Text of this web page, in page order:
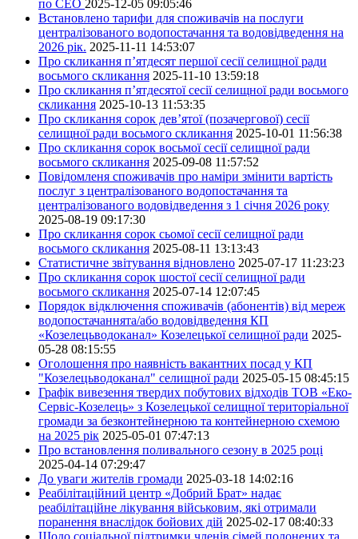
по СЕО 2025-12-05 09:05:46
Встановлено тарифи для споживачів на послуги
централізованого водопостачання та водовідведення на
2026 рік. 2025-11-11 14:53:07
Про скликання п’ятдесят першої сесії селищної ради
восьмого скликання 2025-11-10 13:59:18
Про скликання п’ятдесятої сесії селищної ради восьмого
скликання 2025-10-13 11:53:35
Про скликання сорок дев’ятої (позачергової) сесії
селищної ради восьмого скликання 2025-10-01 11:56:38
Про скликання сорок восьмої сесії селищної ради
восьмого скликання 2025-09-08 11:57:52
Повідомленя споживачів про наміри змінити вартість
послуг з централізованого водопостачання та
централізованого водовідведення з 1 січня 2026 року
2025-08-19 09:17:30
Про скликання сорок сьомої сесії селищної ради
восьмого скликання 2025-08-11 13:13:43
Статистичне звітування відновлено 2025-07-17 11:23:23
Про скликання сорок шостої сесії селищної ради
восьмого скликання 2025-07-14 12:07:45
Порядок відключення споживачів (абонентів) від мереж
водопостачаннята/або водовідведення КП
«Козелецьводоканал» Козелецької селищної ради 2025-
05-28 08:15:55
Оголошення про наявність вакантних посад у КП
"Козелецьводоканал" селищної ради 2025-05-15 08:45:15
Графік вивезення твердих побутових відходів ТОВ «Еко-
Сервіс-Козелець» з Козелецької селищної територіальної
громади за безконтейнерною та контейнерною схемою
на 2025 рік 2025-05-01 07:47:13
Про встановлення поливального сезону в 2025 році
2025-04-14 07:29:47
До уваги жителів громади 2025-03-18 14:02:16
Реабілітаційний центр «Добрий Брат» надає
реабілітаційне лікування військовим, які отримали
поранення внаслідок бойових дій 2025-02-17 08:40:33